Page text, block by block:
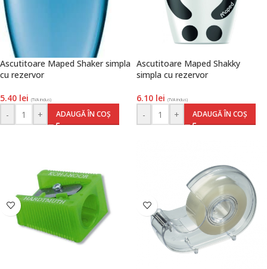
Ascutitoare Maped Shaker simpla
cu rezervor
5.40 lei (TVA inclus)
- + ADAUGĂ ÎN COȘ
Ascutitoare Maped Shakky
simpla cu rezervor
6.10 lei (TVA inclus)
- + ADAUGĂ ÎN COȘ